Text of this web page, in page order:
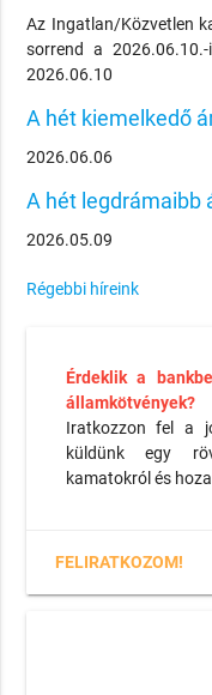
Az Ingatlan/Közvetlen
sorrend a
2026.06.10
A hét kiemelkedő
2026.06.06
A hét legdrámaibb
2026.05.09
Régebbi híreink
Érdeklik a
államkötvények?
Iratkozzon fel a
küldünk egy
kamatokról és
FELIRATKOZOM!